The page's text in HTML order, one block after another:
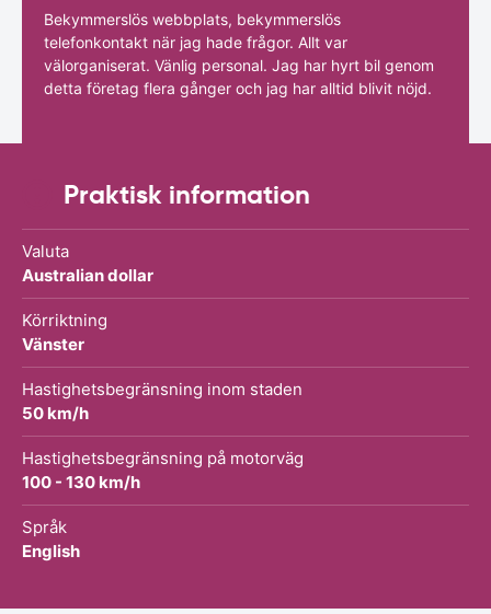
Bekymmerslös webbplats, bekymmerslös
telefonkontakt när jag hade frågor. Allt var
välorganiserat. Vänlig personal. Jag har hyrt bil genom
detta företag flera gånger och jag har alltid blivit nöjd.
Praktisk information
Valuta
Australian dollar
Körriktning
Vänster
Hastighetsbegränsning inom staden
50 km/h
Hastighetsbegränsning på motorväg
100 - 130 km/h
Språk
English